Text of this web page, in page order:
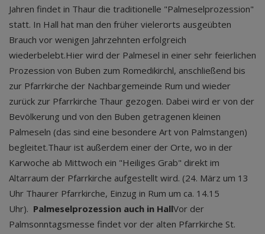
Jahren findet in Thaur die traditionelle "Palmeselprozession"
statt. In Hall hat man den früher vielerorts ausgeübten
Brauch vor wenigen Jahrzehnten erfolgreich
wiederbelebt.Hier wird der Palmesel in einer sehr feierlichen
Prozession von Buben zum Romedikirchl, anschließend bis
zur Pfarrkirche der Nachbargemeinde Rum und wieder
zurück zur Pfarrkirche Thaur gezogen. Dabei wird er von der
Bevölkerung und von den Buben getragenen kleinen
Palmeseln (das sind eine besondere Art von Palmstangen)
begleitet.Thaur ist außerdem einer der Orte, wo in der
Karwoche ab Mittwoch ein "Heiliges Grab" direkt im
Altarraum der Pfarrkirche aufgestellt wird. (24. März um 13
Uhr Thaurer Pfarrkirche, Einzug in Rum um ca. 14.15
Uhr). Palmeselprozession auch in HallVor der
Palmsonntagsmesse findet vor der alten Pfarrkirche St.